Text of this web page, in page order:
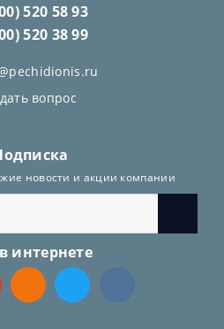
520 58 93
520 38 99
вопрос
новости и акции компании
интернете